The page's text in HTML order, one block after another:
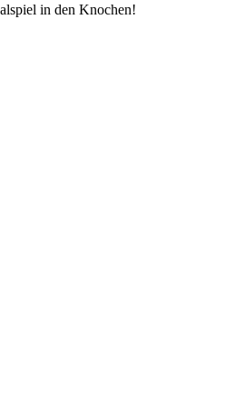
in den Knochen!